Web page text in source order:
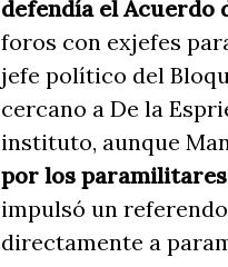
defendía el Acuerdo
foros con exjefes
jefe político del
cercano a De la
instituto, aunque
por los paramilitares
impulsó un
directamente a